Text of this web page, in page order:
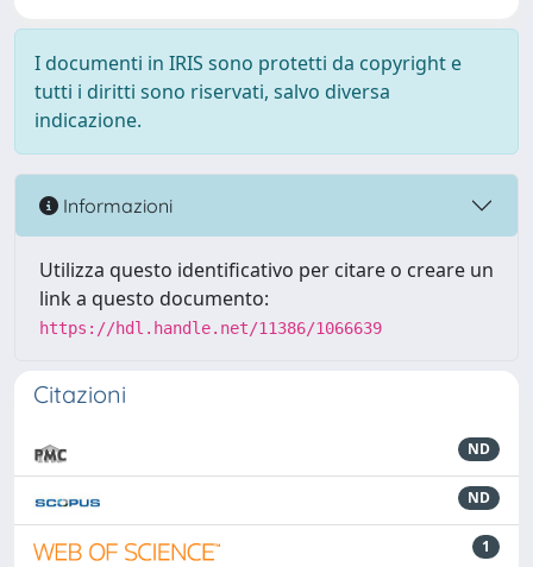
I documenti in IRIS sono protetti da copyright e
tutti i diritti sono riservati, salvo diversa
indicazione.
Informazioni
Utilizza questo identificativo per citare o creare un
link a questo documento:
https://hdl.handle.net/11386/1066639
Citazioni
ND
ND
1